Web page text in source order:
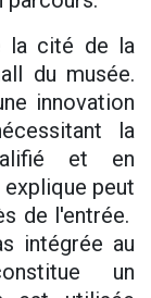
cité de la
du musée.
innovation
la
et en
peut
de l'entrée.
intégrée au
un